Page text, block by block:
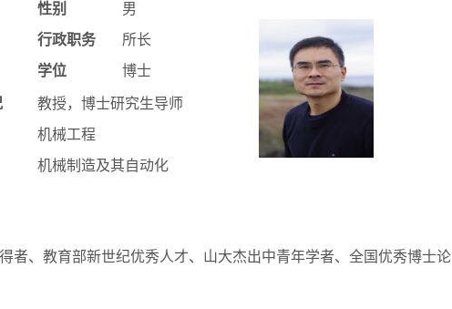
性别
男
行政职务
所长
学位 博士
教授，博士研究生导师
机械工程
机械制造及其自动化
者、教育部新世纪优秀人才、山大杰出中青年学者、全国优秀博士论